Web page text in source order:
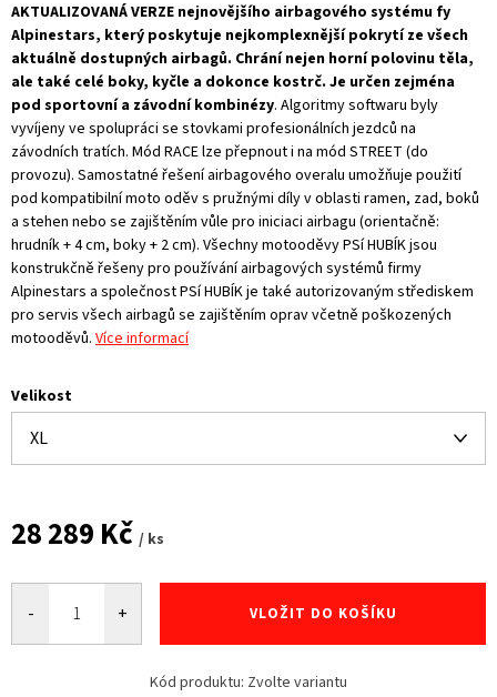
AKTUALIZOVANÁ VERZE nejnovějšího airbagového systému fy
Alpinestars, který poskytuje nejkomplexnější pokrytí ze všech
aktuálně dostupných airbagů. Chrání nejen horní polovinu těla,
ale také celé boky, kyčle a dokonce kostrč. Je určen zejména
pod sportovní a závodní kombinézy. Algoritmy softwaru byly
vyvíjeny ve spolupráci se stovkami profesionálních jezdců na
závodních tratích. Mód RACE lze přepnout i na mód STREET (do
provozu). Samostatné řešení airbagového overalu umožňuje použití
pod kompatibilní moto oděv s pružnými díly v oblasti ramen, zad, boků
a stehen nebo se zajištěním vůle pro iniciaci airbagu (orientačně:
hrudník + 4 cm, boky + 2 cm). Všechny motooděvy PSí HUBÍK jsou
konstrukčně řešeny pro používání airbagových systémů firmy
Alpinestars a společnost PSí HUBÍK je také autorizovaným střediskem
pro servis všech airbagů se zajištěním oprav včetně poškozených
motooděvů. Více informací
Velikost
28 289 Kč / ks
cena:
VLOŽIT DO KOŠÍKU
Kód produktu: Zvolte variantu